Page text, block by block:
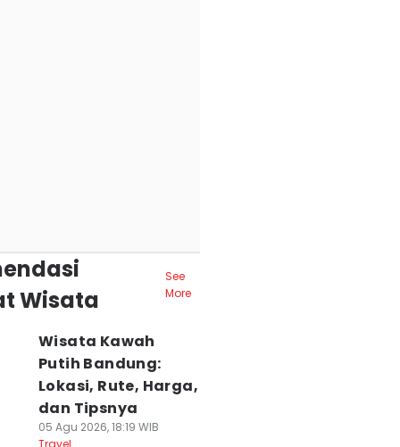
Wisata
See
More
Wisata Kawah
Putih Bandung:
Lokasi, Rute, Harga,
dan Tipsnya
05 Agu 2026, 18:19 WIB
Travel